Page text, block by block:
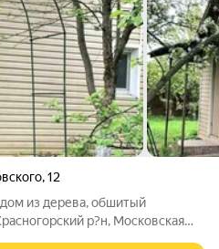
,12
р?н, Московская